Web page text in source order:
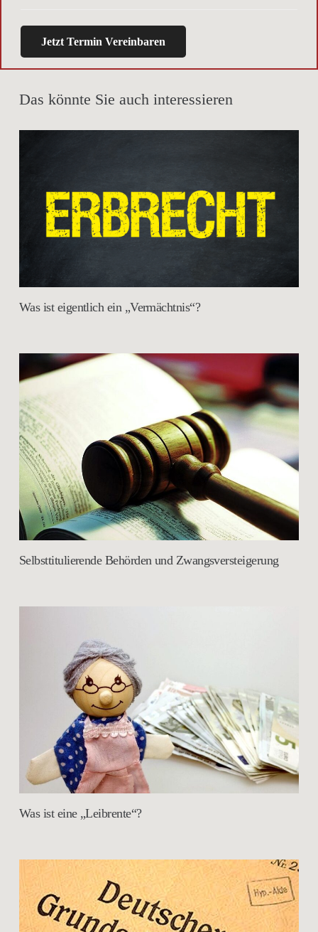
Jetzt Termin Vereinbaren
Das könnte Sie auch interessieren
Was ist eigentlich ein „Vermächtnis“?
Selbsttitulierende Behörden und Zwangsversteigerung
Was ist eine „Leibrente“?